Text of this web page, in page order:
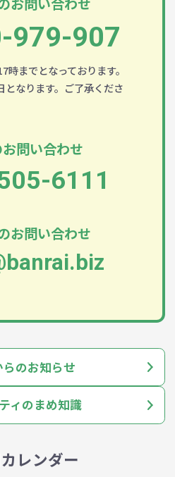
979-907
時までとなっております。
となります。ご了承くださ
問い合わせ
6111
お問い合わせ
らのお知らせ
ィのまめ知識
レンダー